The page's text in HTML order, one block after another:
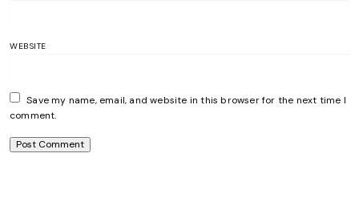
WEBSITE
Save my name, email, and website in this browser for the next time I
comment.